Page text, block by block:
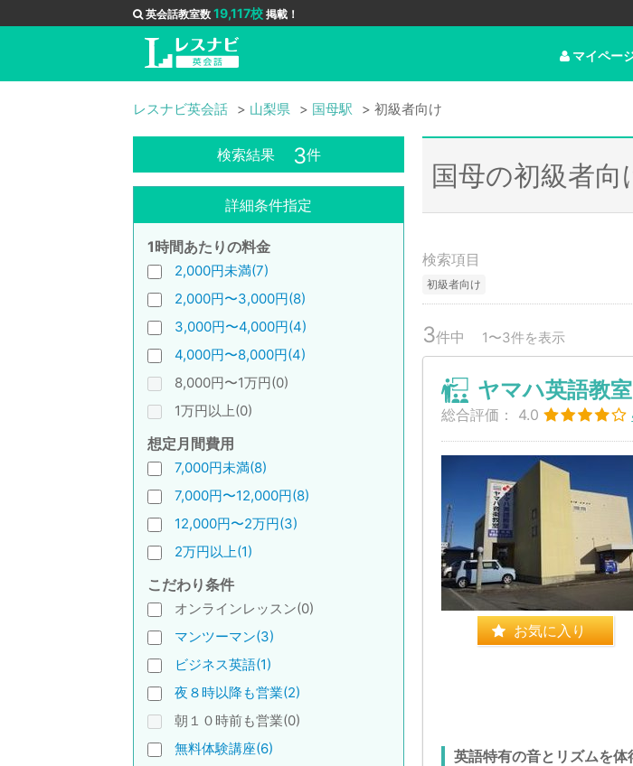
英会話教室数 19,117校 掲載！
マイペー
レスナビ英会話 山梨県 国母駅 初級者向け
検索結果 3件
詳細条件指定
1時間あたりの料金
2,000円未満(7)
2,000円〜3,000円(8)
3,000円〜4,000円(4)
4,000円〜8,000円(4)
8,000円〜1万円(0)
1万円以上(0)
想定月間費用
7,000円未満(8)
7,000円〜12,000円(8)
12,000円〜2万円(3)
2万円以上(1)
こだわり条件
オンラインレッスン(0)
マンツーマン(3)
ビジネス英語(1)
夜８時以降も営業(2)
朝１０時前も営業(0)
無料体験講座(6)
国母の初級者
検索項目
初級者向け
3件中 1〜3件を表示
ヤマハ英語教
総合評価： 4.0
お気に入り
英語特有の音とリズムを